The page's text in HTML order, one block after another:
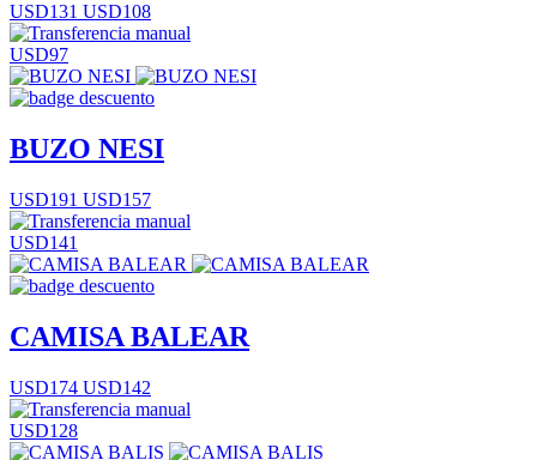
USD131 USD108
USD97
BUZO NESI
USD191 USD157
USD141
CAMISA BALEAR
USD174 USD142
USD128